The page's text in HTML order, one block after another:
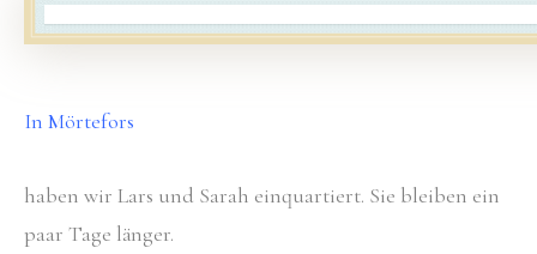
In Mörtefors
haben wir Lars und Sarah einquartiert. Sie bleiben ein
paar Tage länger.